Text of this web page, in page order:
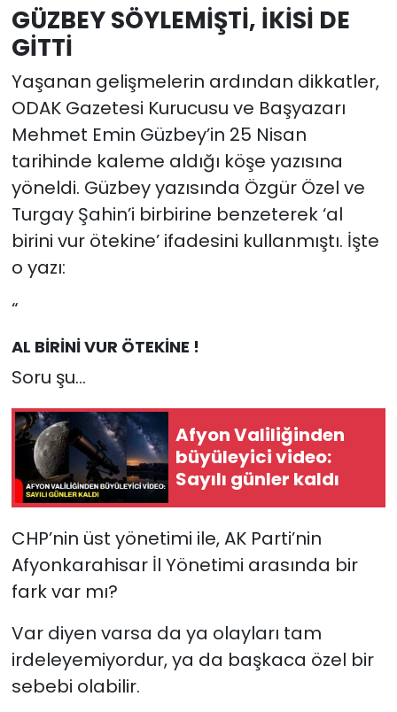
GÜZBEY SÖYLEMİŞTİ, İKİSİ DE
GİTTİ
Yaşanan gelişmelerin ardından dikkatler,
ODAK Gazetesi Kurucusu ve Başyazarı
Mehmet Emin Güzbey’in 25 Nisan
tarihinde kaleme aldığı köşe yazısına
yöneldi. Güzbey yazısında Özgür Özel ve
Turgay Şahin’i birbirine benzeterek ‘al
birini vur ötekine’ ifadesini kullanmıştı. İşte
o yazı:
“
AL BİRİNİ VUR ÖTEKİNE !
Soru şu...
Afyon Valiliğinden
büyüleyici video:
Sayılı günler kaldı
CHP’nin üst yönetimi ile, AK Parti’nin
Afyonkarahisar İl Yönetimi arasında bir
fark var mı?
Var diyen varsa da ya olayları tam
irdeleyemiyordur, ya da başkaca özel bir
sebebi olabilir.